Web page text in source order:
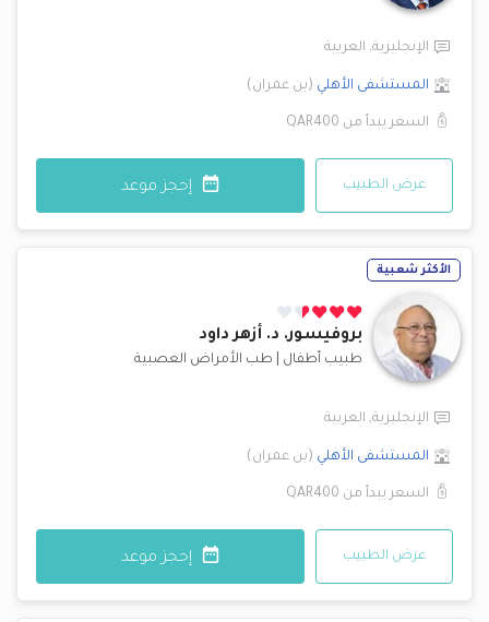
الإنجليزية, العربية
المستشفى الأهلي (بن عمران)
السعر يبدأ من QAR400
عرض الطبيب إحجز موعد
الأكثر شعبية
بروفيسور. د. أزهر داود
طبيب أطفال طب الأمراض العصبية
الإنجليزية, العربية
المستشفى الأهلي (بن عمران)
السعر يبدأ من QAR400
عرض الطبيب إحجز موعد